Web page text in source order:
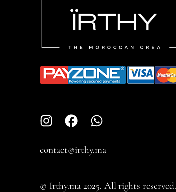
contact@irthy.ma​
© Irthy.ma 2025. All rights reserved.